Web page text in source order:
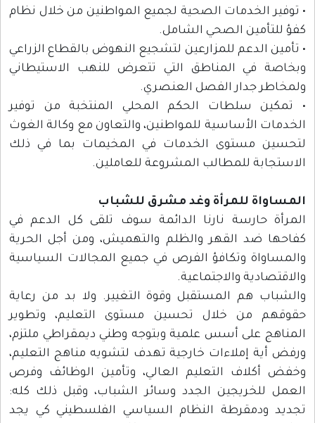
• توفير الخدمات الصحية لجميع المواطنين من خلال نظام
كفؤ للتأمين الصحي الشامل.
• تأمين الدعم للمزارعين لتشجيع النهوض بالقطاع الزراعي
وبخاصة في المناطق التي تتعرض للنهب الاستيطاني
ولمخاطر جدار الفصل العنصري.
• تمكين سلطات الحكم المحلي المنتخبة من توفير
الخدمات الأساسية للمواطنين، والتعاون مع وكالة الغوث
لتحسين مستوى الخدمات في المخيمات بما في ذلك
الاستجابة للمطالب المشروعة للعاملين.
المساواة للمرأة وغد مشرق للشباب
المرأة حارسة نارنا الدائمة سوف تلقى كل الدعم في
كفاحها ضد القهر والظلم والتهميش، ومن أجل الحرية
والمساواة وتكافؤ الفرص في جميع المجالات السياسية
والاقتصادية والاجتماعية.
والشباب هم المستقبل وقوة التغيير. ولا بد من رعاية
حقوقهم من خلال تحسين مستوى التعليم، وتطوير
المناهج على أسس علمية وبتوجه وطني ديمقراطي ملتزم،
ورفض أية إملاءات خارجية تهدف لتشويه مناهج التعليم،
وخفض أكلاف التعليم العالي، وتأمين الوظائف وفرص
العمل للخريجين الجدد وسائر الشباب، وقبل ذلك كله:
تجديد ودمقرطة النظام السياسي الفلسطيني كي يجد